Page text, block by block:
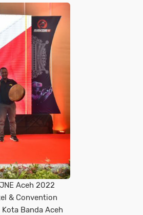
Aceh 2022
& Convention
Banda Aceh